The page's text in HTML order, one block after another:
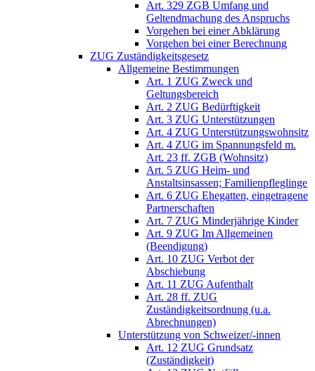
Art. 329 ZGB Umfang und
Geltendmachung des Anspruchs
Vorgehen bei einer Abklärung
Vorgehen bei einer Berechnung
ZUG Zuständigkeitsgesetz
Allgemeine Bestimmungen
Art. 1 ZUG Zweck und
Geltungsbereich
Art. 2 ZUG Bedürftigkeit
Art. 3 ZUG Unterstützungen
Art. 4 ZUG Unterstützungswohnsitz
Art. 4 ZUG im Spannungsfeld m.
Art. 23 ff. ZGB (Wohnsitz)
Art. 5 ZUG Heim- und
Anstaltsinsassen; Familienpfleglinge
Art. 6 ZUG Ehegatten, eingetragene
Partnerschaften
Art. 7 ZUG Minderjährige Kinder
Art. 9 ZUG Im Allgemeinen
(Beendigung)
Art. 10 ZUG Verbot der
Abschiebung
Art. 11 ZUG Aufenthalt
Art. 28 ff. ZUG
Zuständigkeitsordnung (u.a.
Abrechnungen)
Unterstützung von Schweizer/-innen
Art. 12 ZUG Grundsatz
(Zuständigkeit)